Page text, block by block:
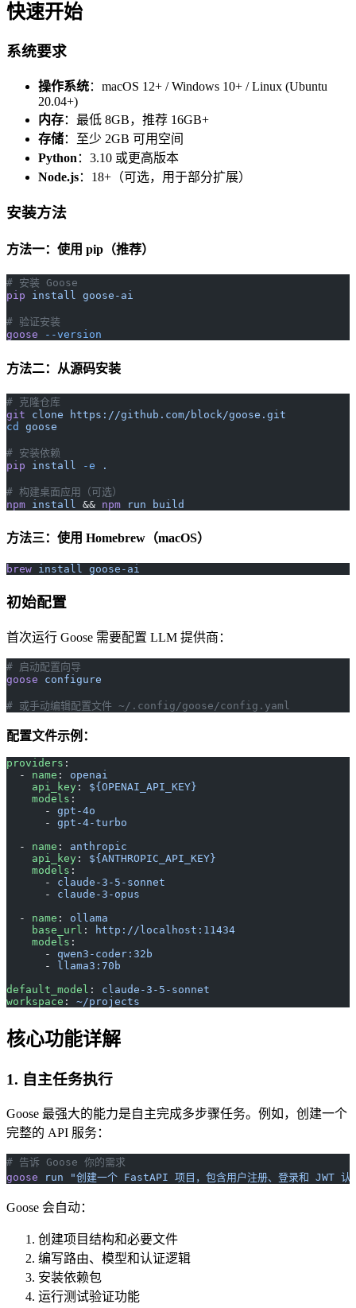
快速开始
系统要求
操作系统：macOS 12+ / Windows 10+ / Linux (Ubuntu
20.04+)
内存：最低 8GB，推荐 16GB+
存储：至少 2GB 可用空间
Python ：3.10 或更高版本
Node.js：18+（可选，用于部分扩展）
安装方法
方法一：使用 pip（推荐）
# 安装 Goose
pip install goose-ai
# 验证安装
goose --version
方法二：从源码安装
# 克隆仓库
git clone https://github.com/block/goose.git
cd
goose
# 安装依赖
pip install -e .
# 构建桌面应用（可选）
npm install && npm run build
方法三：使用 Homebrew（macOS）
brew install goose-ai
初始配置
首次运行 Goose 需要配置 LLM 提供商：
# 启动配置向导
goose configure
# 或手动编辑配置文件 ~/.config/goose/config.yaml
配置文件示例：
providers :
  -
name : openai
    api_key
: ${OPENAI_API_KEY}
    models
:
      -
gpt-4o
      -
gpt-4-turbo
  -
name : anthropic
    api_key
: ${ANTHROPIC_API_KEY}
    models
:
      -
claude-3-5-sonnet
      -
claude-3-opus
  -
name : ollama
    base_url
:
http://localhost:11434
    models
:
      -
qwen3-coder:32b
      -
llama3:70b
default_model : claude-3-5-sonnet
workspace : ~/projects
核心功能详解
1. 自主任务执行
Goose 最强大的能力是自主完成多步骤任务。例如，创建一个
完整的 API 服务：
# 告诉 Goose 你的需求
goose run "创建一个 FastAPI 项目，包含用户注册、登录和 JWT 认
Goose 会自动：
创建项目结构和必要文件
编写路由、模型和认证逻辑
安装依赖包
运行测试验证功能